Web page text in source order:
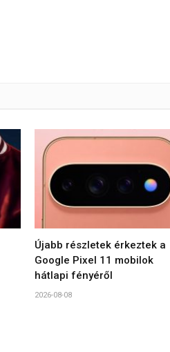
Újabb részletek érkeztek a
Google Pixel 11 mobilok
hátlapi fényéről
2026-08-08